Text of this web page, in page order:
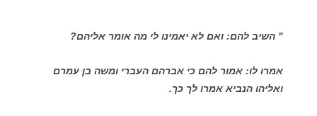
" השיב להם: ואם לא יאמינו לי מה אומר אליהם?
אמרו לו: אמור להם כי אברהם העברי ומשה בן עמרם
ואליהו הנביא אמרו לך כך.